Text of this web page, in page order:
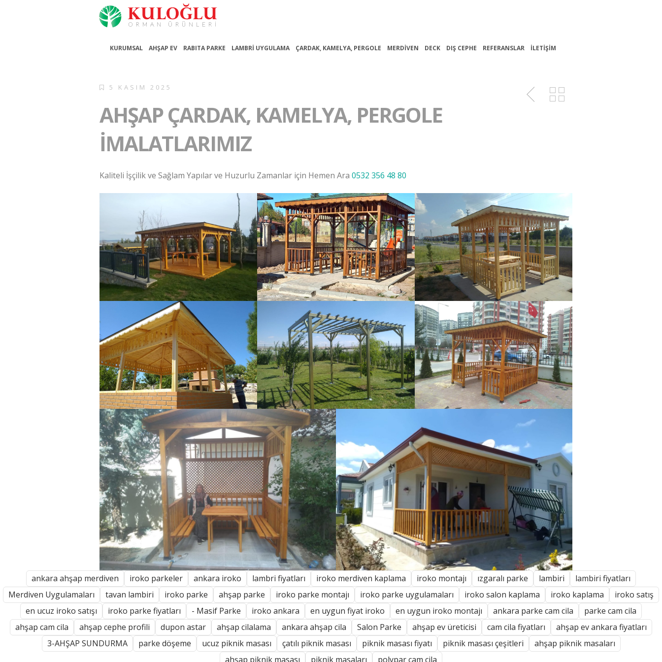
KURUMSAL AHŞAP EV RABITA PARKE LAMBRI UYGULAMA ÇARDAK, KAMELYA, PERGOLE MERDIVEN DECK DIŞ CEPHE REFERANSLAR İLETIŞIM
5 KASIM 2025
AHŞAP ÇARDAK, KAMELYA, PERGOLE
İMALATLARIMIZ
Kaliteli İşçilik ve Sağlam Yapılar ve Huzurlu Zamanlar için Hemen Ara 0532 356 48 80
ankara ahşap merdiven iroko parkeler ankara iroko lambri fiyatları iroko merdiven kaplama iroko montajı ızgaralı parke lambiri
lambiri fiyatları
Merdiven Uygulamaları
tavan lambiri iroko parke ahşap parke iroko parke montajı iroko parke uygulamaları iroko salon kaplama iroko kaplama
iroko satış
en ucuz iroko satışı
iroko parke fiyatları - Masif Parke iroko ankara en uygun fiyat iroko en uygun iroko montajı ankara parke cam cila
parke cam cila
ahşap cam cila
ahşap cephe profili dupon astar ahşap cilalama ankara ahşap cila Salon Parke ahşap ev üreticisi cam cila fiyatları
ahşap ev ankara fiyatları
3-AHŞAP SUNDURMA
parke döşeme ucuz piknik masası çatılı piknik masası piknik masası fiyatı piknik masası çeşitleri
ahşap piknik masaları
ahşap piknik masası
piknik masaları polypar cam cila